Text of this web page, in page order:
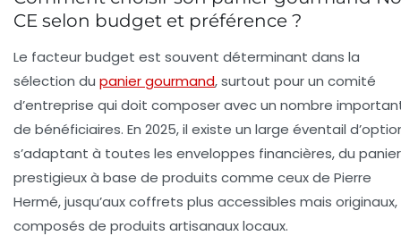
CE selon budget et préférence ?
Le facteur budget est souvent déterminant dans la
sélection du panier gourmand, surtout pour un comité
d’entreprise qui doit composer avec un nombre
de bénéficiaires. En 2025, il existe un large éventail
s’adaptant à toutes les enveloppes financières, du panier
prestigieux à base de produits comme ceux de Pierre
Hermé, jusqu’aux coffrets plus accessibles mais originaux,
composés de produits artisanaux locaux.